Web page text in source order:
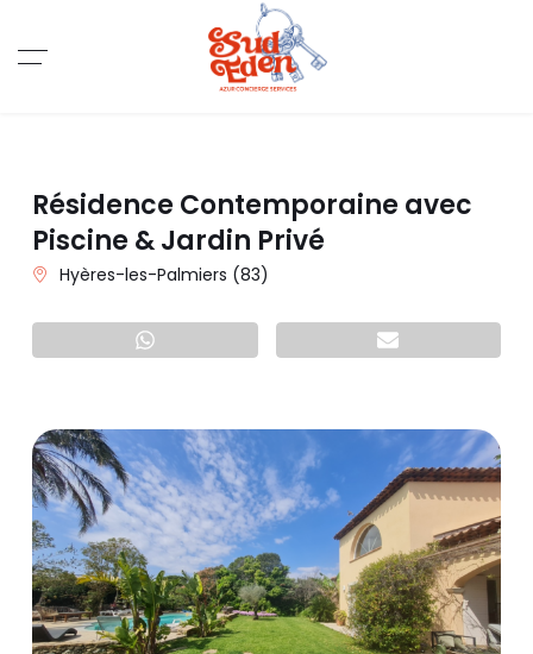
Résidence Contemporaine avec
Piscine & Jardin Privé
Hyères-les-Palmiers (83)
Patarger